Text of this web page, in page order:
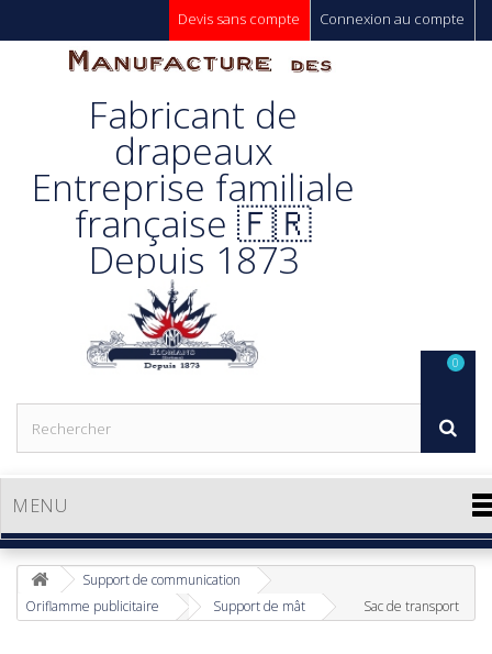
Connexion au compte
Devis sans compte
Manufacture
Des
Drapeaux
Unic s.a.
Fabricant de
drapeaux
Entreprise familiale
française 🇫🇷
Depuis 1873
MENU
0
Support de communication
Oriflamme publicitaire
Support de mât Sac de transport